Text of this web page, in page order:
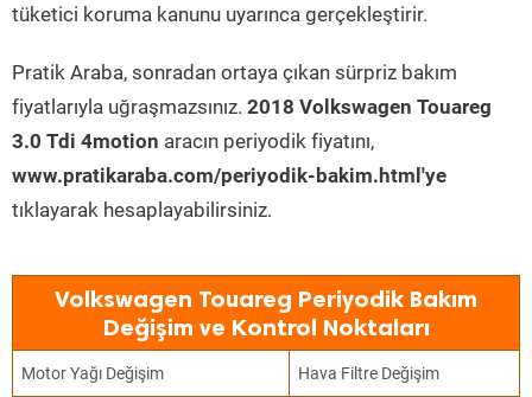
tüketici koruma kanunu uyarınca gerçekleştirir.
Pratik Araba, sonradan ortaya çıkan sürpriz bakım
fiyatlarıyla uğraşmazsınız. 2018 Volkswagen Touareg
3.0 Tdi 4motion aracın periyodik fiyatını,
www.pratikaraba.com/periyodik-bakim.html'ye
tıklayarak hesaplayabilirsiniz.
Volkswagen Touareg Periyodik Bakım
Değişim ve Kontrol Noktaları
Motor Yağı Değişim Hava Filtre Değişim